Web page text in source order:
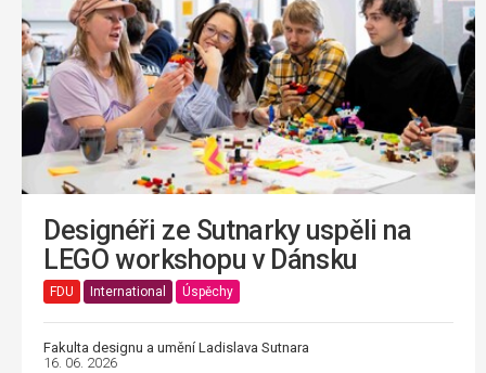
Designéři ze Sutnarky uspěli na
LEGO workshopu v Dánsku
FDU International Úspěchy
Fakulta designu a umění Ladislava Sutnara
16. 06. 2026